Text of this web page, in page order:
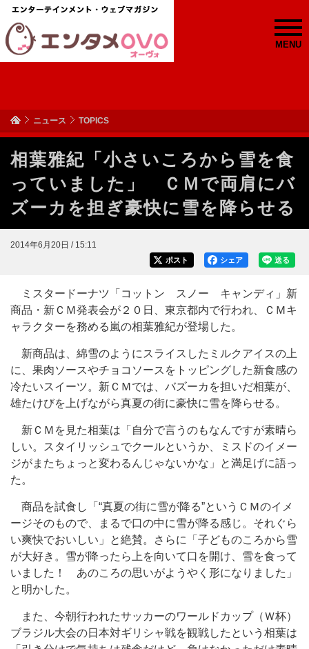
MENU
ニュース TOPICS
相葉雅紀「小さいころから雪を食
っていました」 ＣＭで両肩にバ
ズーカを担ぎ豪快に雪を降らせる
2014年6月20日 / 15:11
送る
シェア
ポスト
ミスタードーナツ「コットン スノー キャンディ」新
商品・新ＣＭ発表会が２０日、東京都内で行われ、ＣＭキ
ャラクターを務める嵐の相葉雅紀が登場した。
新商品は、綿雪のようにスライスしたミルクアイスの上
に、果肉ソースやチョコソースをトッピングした新食感の
冷たいスイーツ。新ＣＭでは、バズーカを担いだ相葉が、
雄たけびを上げながら真夏の街に豪快に雪を降らせる。
新ＣＭを見た相葉は「自分で言うのもなんですが素晴ら
しい。スタイリッシュでクールというか、ミスドのイメー
ジがまたちょっと変わるんじゃないかな」と満足げに語っ
た。
商品を試食し「“真夏の街に雪が降る”というＣＭのイメ
ージそのもので、まるで口の中に雪が降る感じ。それぐら
い爽快でおいしい」と絶賛。さらに「子どものころから雪
が大好き。雪が降ったら上を向いて口を開け、雪を食って
いました！ あのころの思いがようやく形になりました」
と明かした。
また、今朝行われたサッカーのワールドカップ（Ｗ杯）
ブラジル大会の日本対ギリシャ戦を観戦したという相葉は